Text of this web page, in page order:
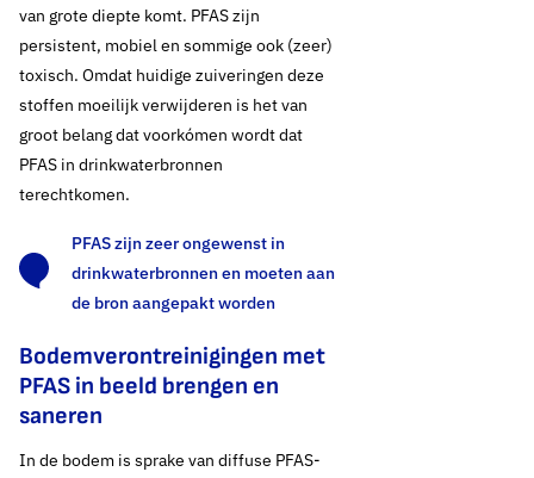
van grote diepte komt. PFAS zijn
persistent, mobiel en sommige ook (zeer)
toxisch. Omdat huidige zuiveringen deze
stoffen moeilijk verwijderen is het van
groot belang dat voorkómen wordt dat
PFAS in drinkwaterbronnen
terechtkomen.
PFAS zijn zeer ongewenst in
drinkwaterbronnen en moeten aan
de bron aangepakt worden
Bodemverontreinigingen met
PFAS in beeld brengen en
saneren
In de bodem is sprake van diffuse PFAS-